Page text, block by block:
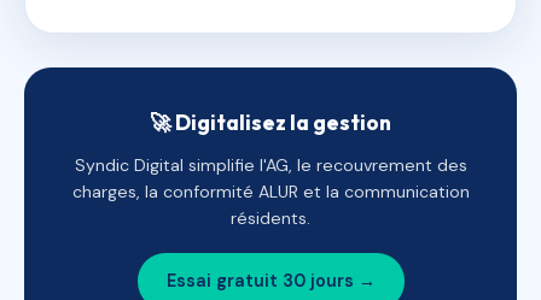
🚀 Digitalisez la gestion
Syndic Digital simplifie l'AG, le recouvrement des
charges, la conformité ALUR et la communication
résidents.
Essai gratuit 30 jours →